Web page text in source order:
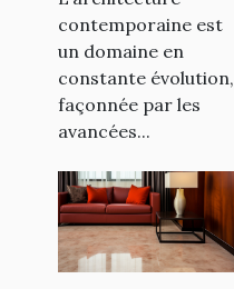
design
moderne des
maisons
contemporaine est
un domaine en
constante évolution,
façonnée par les
avancées...